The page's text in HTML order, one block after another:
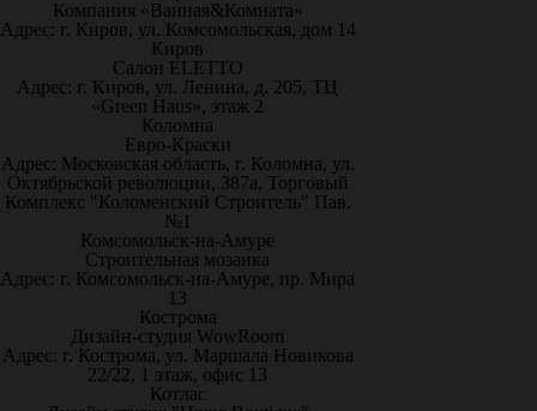
Компания «Ванная&Комната»
Адрес: г. Киров, ул. Комсомольская, дом 14
Киров
Салон ELETTO
Адрес: г. Киров, ул. Ленина, д. 205, ТЦ
«Green Haus», этаж 2
Коломна
Евро-Краски
Адрес: Московская область, г. Коломна, ул.
Октябрьской революции, 387а, Торговый
Комплекс "Коломенский Строитель" Пав.
№1
Комсомольск-на-Амуре
Строительная мозаика
Адрес: г. Комсомольск-на-Амуре, пр. Мира
13
Кострома
Дизайн-студия WowRoom
Адрес: г. Кострома, ул. Маршала Новикова
22/22, 1 этаж, офис 13
Котлас